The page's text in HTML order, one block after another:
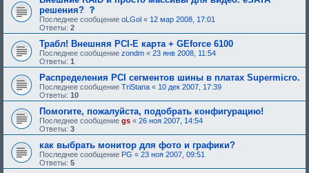
у
щ
е
е
о
д
о
б
р
е
н
и
я
:
решения?
о
о
б
щ
е
н
и
е
,
т
р
б
у
е
е
Последнее сообщение oLGol « 12 мар 2008, 17:01
Ответы: 2
Трабл! Внешняя PCI-E карта + GEforce 6100
Последнее сообщение zondm « 23 янв 2008, 11:54
Ответы: 1
Распределения PCI сегментов шины в платах Supermicro.
Последнее сообщение TriStana « 10 дек 2007, 17:39
Ответы: 10
Помогите, пожалуйста, подобрать конфигурацию!
Последнее сообщение gs « 26 ноя 2007, 14:54
Ответы: 3
как выбрать монитор для фото и графики?
Последнее сообщение PG « 23 ноя 2007, 09:51
Ответы: 5